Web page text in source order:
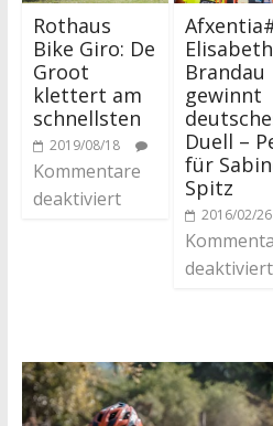
Rothaus
Bike Giro: De
Groot
klettert am
schnellsten
2019/08/18
Kommentare
deaktiviert
Elisabeth
Brandau
gewinnt
Duell –
für
Spitz
2016/02/26
deaktiviert